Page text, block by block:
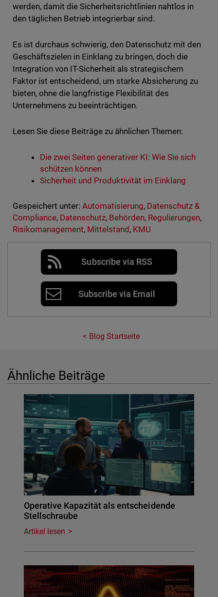
werden, damit die Sicherheitsrichtlinien nahtlos in
den täglichen Betrieb integrierbar sind.
Es ist durchaus schwierig, den Datenschutz mit den
Geschäftszielen in Einklang zu bringen, doch die
Integration von IT-Sicherheit als strategischem
Faktor ist entscheidend, um starke Absicherung zu
bieten, ohne die langfristige Flexibilität des
Unternehmens zu beeinträchtigen.
Lesen Sie diese Beiträge zu ähnlichen Themen:
Die zwei Seiten generativer KI: Wie Sie sich
schützen können
Sicherheit und Produktivität im Einklang
Gespeichert unter: Automatisierung, Datenschutz &
Compliance, Datenschutz, Behörden, Regulierungen,
Risikomanagement, Mittelstand , KMU
Subscribe via RSS
Subscribe via Email
Blog Startseite
Ähnliche Beiträge
Operative Kapazität als entscheidende
Stellschraube
Artikel lesen